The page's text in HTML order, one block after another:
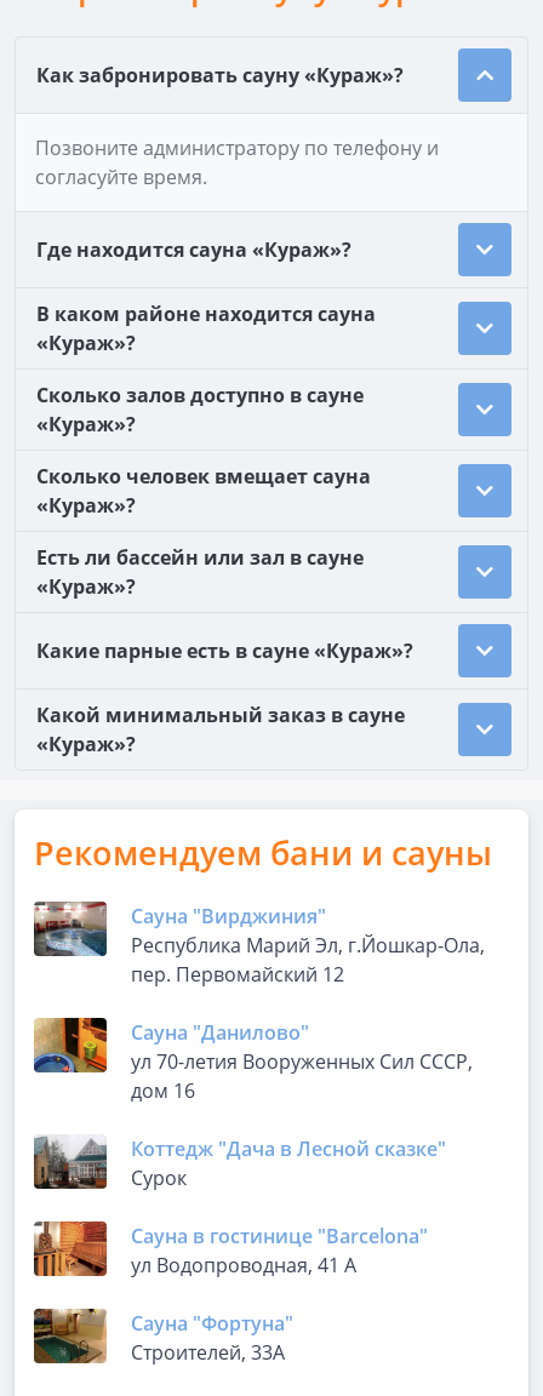
Как забронировать сауну «Кураж»?
Позвоните администратору по телефону и
согласуйте время.
Где находится сауна «Кураж»?
В каком районе находится сауна
«Кураж»?
Сколько залов доступно в сауне
«Кураж»?
Сколько человек вмещает сауна
«Кураж»?
Есть ли бассейн или зал в сауне
«Кураж»?
Какие парные есть в сауне «Кураж»?
Какой минимальный заказ в сауне
«Кураж»?
Рекомендуем бани и сауны
Сауна "Вирджиния"
Республика Марий Эл, г.Йошкар-Ола,
пер. Первомайский 12
Сауна "Данилово"
ул 70-летия Вооруженных Сил СССР,
дом 16
Коттедж "Дача в Лесной сказке"
Сурок
Сауна в гостинице "Barcelona"
ул Водопроводная, 41 А
Сауна "Фортуна"
Строителей, 33А